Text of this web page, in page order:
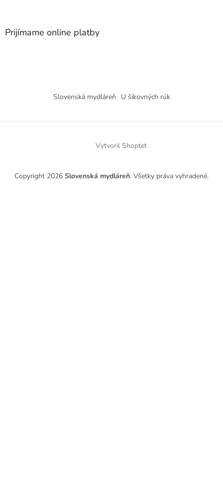
Prijímame online platby
Slovenská mydláreň U šikovných rúk
Vytvoril Shoptet
Copyright 2026 Slovenská mydláreň. Všetky práva vyhradené.